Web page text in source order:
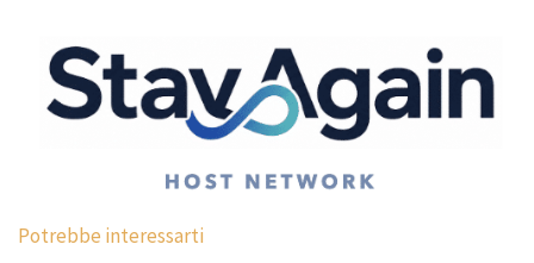
Potrebbe interessarti